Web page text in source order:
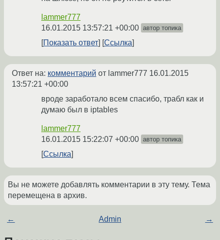
lammer777
16.01.2015 13:57:21 +00:00 автор топика
Показать ответ Ссылка
Ответ на: комментарий от lammer777 16.01.2015
13:57:21 +00:00
вроде заработало всем спасибо, трабл как и
думаю был в iptables
lammer777
16.01.2015 15:22:07 +00:00 автор топика
Ссылка
Вы не можете добавлять комментарии в эту тему. Тема
перемещена в архив.
← Admin →